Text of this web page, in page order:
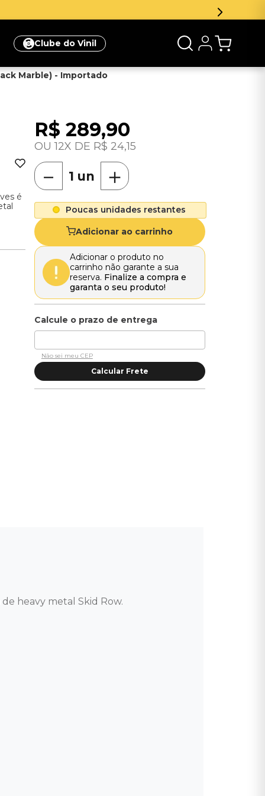
Clube do Vinil
Marble) - Importado
é
R$ 289,90
12 R$ 24,15
＋
－
Poucas unidades restantes
Adicionar ao carrinho
Adicionar o produto no
carrinho não garante a sua
reserva. Finalize a compra e
garanta o seu produto!
Não sei meu CEP
heavy metal Skid Row.